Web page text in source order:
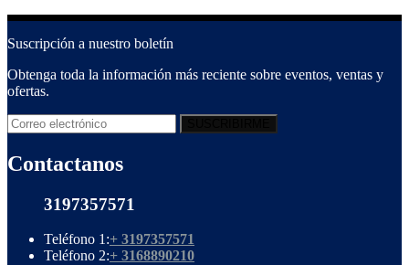
Suscripción a nuestro boletín
Obtenga toda la información más reciente sobre eventos, ventas y
ofertas.
Contactanos
3197357571
Teléfono 1:+ 3197357571
Teléfono 2:+ 3168890210